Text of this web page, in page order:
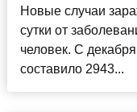
Новые случаи
сутки от
человек. С
составило 2943...